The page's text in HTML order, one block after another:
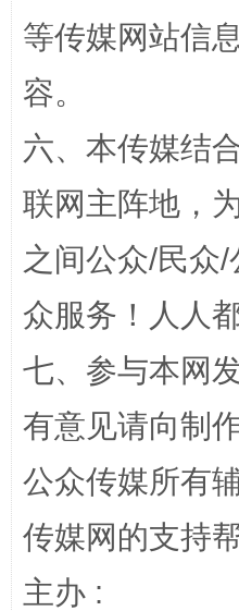
完善运行机制助力责
等传媒网站信
容。
六、本传媒结
联网主阵地，
之间公众/民众
众服务！人人
七、参与本网
有意见请向制
公众传媒所有
传媒网的支持
主办 :